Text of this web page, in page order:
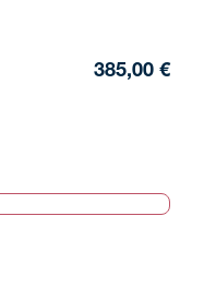
385,00 €